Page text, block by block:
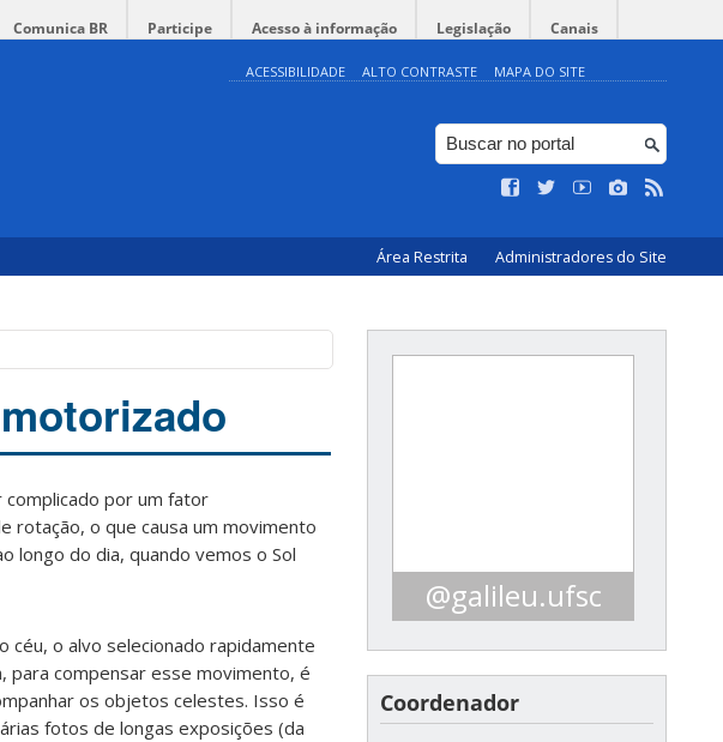
Comunica BR Participe Acesso à informação Legislação Canais
ACESSIBILIDADE ALTO CONTRASTE MAPA DO SITE
Área Restrita Administradores do Site
por um fator
o que causa um movimento
longo do dia, quando vemos o Sol
céu, o alvo selecionado rapidamente
para compensar esse movimento, é
os objetos celestes. Isso é
fotos de longas exposições (da
@galileu.ufsc
instagram do GALILEU!
Coordenador